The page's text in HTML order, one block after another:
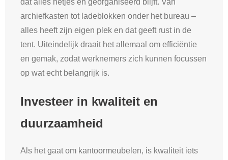
dat alles netjes en georganiseerd blijft. Van
archiefkasten tot ladeblokken onder het bureau –
alles heeft zijn eigen plek en dat geeft rust in de
tent. Uiteindelijk draait het allemaal om efficiëntie
en gemak, zodat werknemers zich kunnen focussen
op wat echt belangrijk is.
Investeer in kwaliteit en
duurzaamheid
Als het gaat om kantoormeubelen, is kwaliteit iets